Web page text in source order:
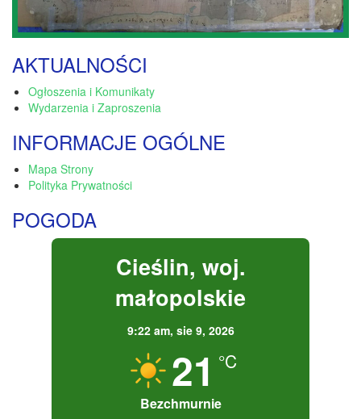
AKTUALNOŚCI
Ogłoszenia i Komunikaty
Wydarzenia i Zaproszenia
INFORMACJE OGÓLNE
Mapa Strony
Polityka Prywatności
POGODA
Cieślin, woj.
małopolskie
9:22 am, sie 9, 2026
21 °C
Bezchmurnie